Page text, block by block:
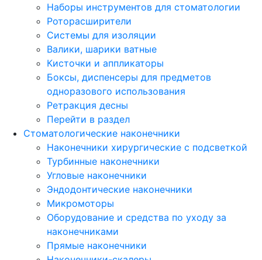
Наборы инструментов для стоматологии
Роторасширители
Системы для изоляции
Валики, шарики ватные
Кисточки и аппликаторы
Боксы, диспенсеры для предметов
одноразового использования
Ретракция десны
Перейти в раздел
Стоматологические наконечники
Наконечники хирургические с подсветкой
Турбинные наконечники
Угловые наконечники
Эндодонтические наконечники
Микромоторы
Оборудование и средства по уходу за
наконечниками
Прямые наконечники